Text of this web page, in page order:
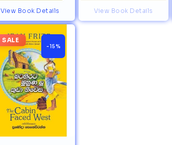
View Book Details View Book Details
SALE
-15%